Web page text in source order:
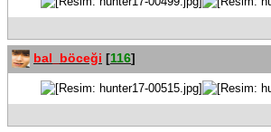
bal_böceği [116]